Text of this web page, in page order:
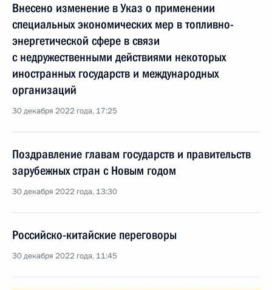
Внесено изменение в Указ о применении
специальных экономических мер в топливно-
энергетической сфере в связи
с недружественными действиями некоторых
иностранных государств и международных
организаций
30 декабря 2022 года, 17:25
Поздравление главам государств и правительств
зарубежных стран с Новым годом
30 декабря 2022 года, 13:30
Российско-китайские переговоры
30 декабря 2022 года, 11:45